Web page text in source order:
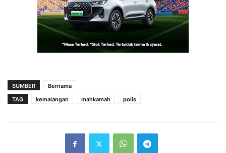
SUMBER
Bernama
TAG
kemalangan mahkamah polis